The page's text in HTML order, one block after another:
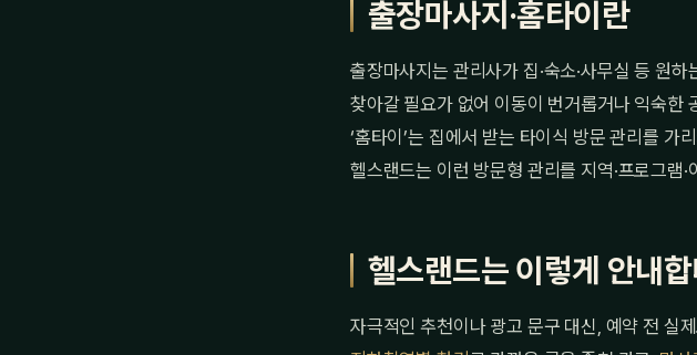
출장마사지·홈타이란
출장마사지는 관리사가 집·숙소·사무실 등 원
찾아갈 필요가 없어 이동이 번거롭거나 익숙한
‘홈타이’는 집에서 받는 타이식 방문 관리를 가
헬스랜드는 이런 방문형 관리를 지역·프로그램
헬스랜드는 이렇게 안내
자극적인 추천이나 광고 문구 대신, 예약 전 실